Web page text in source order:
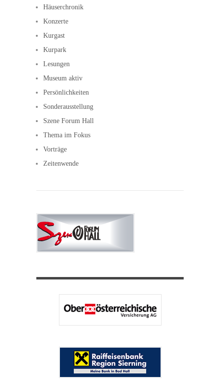
Häuserchronik
Konzerte
Kurgast
Kurpark
Lesungen
Museum aktiv
Persönlichkeiten
Sonderausstellung
Szene Forum Hall
Thema im Fokus
Vorträge
Zeitenwende